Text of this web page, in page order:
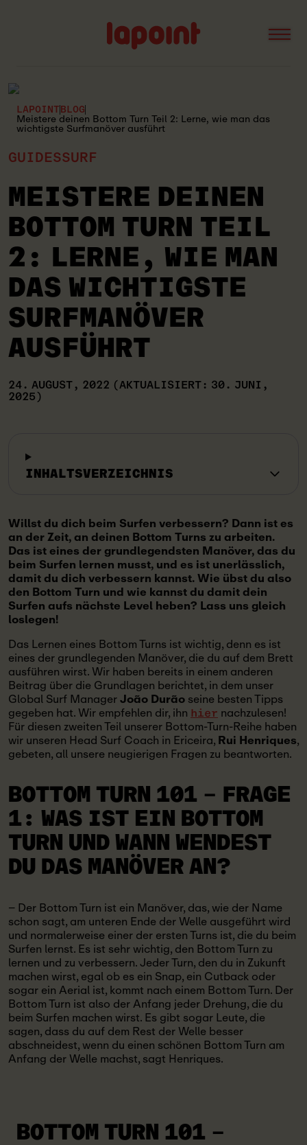
Lapoint
LAPOINT BLOG
Meistere deinen Bottom Turn Teil 2: Lerne, wie man das
wichtigste Surfmanöver ausführt
GUIDESSURF
MEISTERE DEINEN
BOTTOM TURN TEIL
2: LERNE, WIE MAN
DAS WICHTIGSTE
SURFMANÖVER
AUSFÜHRT
24. AUGUST, 2022 (AKTUALISIERT: 30. JUNI,
2025)
INHALTSVERZEICHNIS
Willst du dich beim Surfen verbessern? Dann ist es
an der Zeit, an deinen Bottom Turns zu arbeiten.
Das ist eines der grundlegendsten Manöver, das du
beim Surfen lernen musst, und es ist unerlässlich,
damit du dich verbessern kannst. Wie übst du also
den Bottom Turn und wie kannst du damit dein
Surfen aufs nächste Level heben? Lass uns gleich
loslegen!
Das Lernen eines Bottom Turns ist wichtig, denn es ist
eines der grundlegenden Manöver, die du auf dem Brett
ausführen wirst. Wir haben bereits in einem anderen
Beitrag über die Grundlagen berichtet, in dem unser
Global Surf ManagerJoão Durãoseine besten Tipps
gegeben hat. Wir empfehlen dir, ihn hier nachzulesen!
Für diesen zweiten Teil unserer Bottom-Turn-Reihe haben
wir unseren Head Surf Coach in Ericeira,Rui Henriques,
gebeten, all unsere neugierigen Fragen zu beantworten.
BOTTOM TURN 101 – FRAGE
1: WAS IST EIN BOTTOM
TURN UND WANN WENDEST
DU DAS MANÖVER AN?
– Der Bottom Turn ist ein Manöver, das, wie der Name
schon sagt, am unteren Ende der Welle ausgeführt wird
und normalerweise einer der ersten Turns ist, die du beim
Surfen lernst. Es ist sehr wichtig, den Bottom Turn zu
lernen und zu verbessern. Jeder Turn, den du in Zukunft
machen wirst, egal ob es ein Snap, ein Cutback oder
sogar ein Aerial ist, kommt nach einem Bottom Turn. Der
Bottom Turn ist also der Anfang jeder Drehung, die du
beim Surfen machen wirst. Es gibt sogar Leute, die
sagen, dass du auf dem Rest der Welle besser
abschneidest, wenn du einen schönen Bottom Turn am
Anfang der Welle machst, sagt Henriques.
BOTTOM TURN 101 –